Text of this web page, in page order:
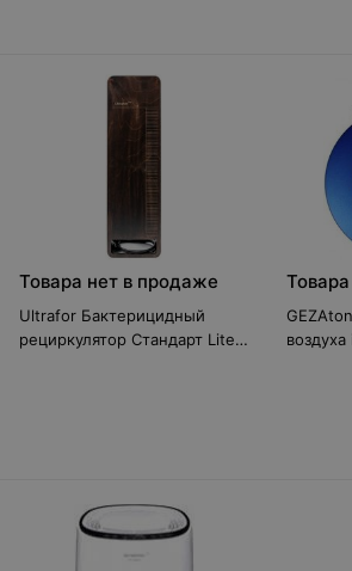
Товара нет в продаже
Ultrafor Бактерицидный
рециркулятор Стандарт Lite